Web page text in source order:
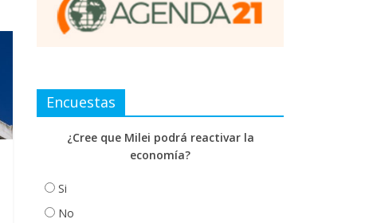
Encuestas
¿Cree que Milei podrá reactivar la
economía?
Si
No